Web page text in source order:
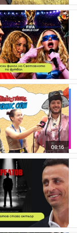
08:16